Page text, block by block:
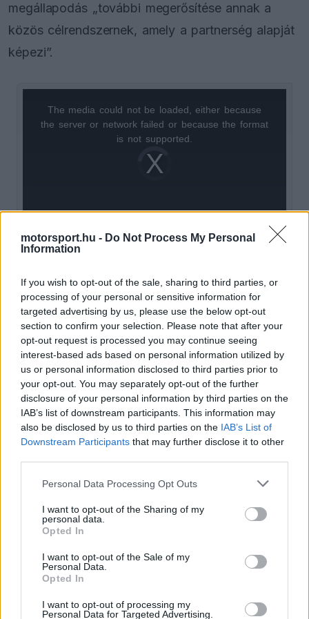
motorsport.hu - Do Not Process My Personal
Information
If you wish to opt-out of the sale, sharing to third parties, or
processing of your personal or sensitive information for
targeted advertising by us, please use the below opt-out
section to confirm your selection. Please note that after your
opt-out request is processed you may continue seeing
interest-based ads based on personal information utilized by
us or personal information disclosed to third parties prior to
your opt-out. You may separately opt-out of the further
disclosure of your personal information by third parties on the
IAB’s list of downstream participants. This information may
also be disclosed by us to third parties on the IAB’s List of
Downstream Participants that may further disclose it to other
Please note that this website/app uses one or more Google
not limited to your visit or usage behaviour. You may click to
grant or deny consent to Google and its third-party tags to
use your data for below specified purposes in below Google
consent section.
Personal Data Processing Opt Outs
I want to opt-out of the Sharing of my
personal data.
Opted In
I want to opt-out of the Sale of my
Personal Data.
Opted In
I want to opt-out of processing my
Personal Data for Targeted Advertising.
megállapodás „további megerősítése annak a
közös célrendszernek, amely a partnerség alapját
képezi”.
Video
Player
loading.
The media could not be loaded, either because
the server or network failed or because the format
is not supported.
program (korábbi autókkal történő teszt), amely
során a Toyota támogatásával több japán
versenyző is lehetőséget kapott egy korábbi
Haas-modell tesztelésére. A 2025-ös szezonban
összesen 14 napnyi tesztidőt teljesítettek a VF-
23-as autóval, többek között Rjó Hirakava,
Ritomo Mijata, So Cuboi és Kamui Kobajasi
részvételével. A program 2026-tól hivatalosan is
EZEKET IS AJÁNLJUK
jövőjével kapcsolatban